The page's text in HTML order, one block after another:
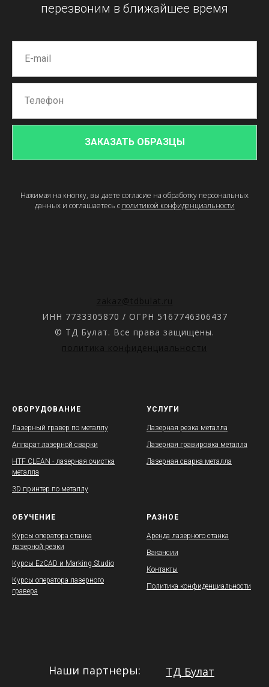
перезвоним в ближайшее время
ЗАКАЗАТЬ ОБРАЗЦЫ
Нажимая на кнопку, вы даете согласие на обработку персональных
данных и соглашаетесь c политикой конфиденциальности
ИНН 7733305870 / ОГРН 5167746306437
© ТД Булат. Все права защищены.
ОБОРУДОВАНИЕ
Лазерный гравер по металлу
Аппарат лазерной сварки
HTF CLEAN - лазерная очистка
металла
3D принтер по металлу
УСЛУГИ
Лазерная резка металла
Лазерная гравировка металла
Лазерная сварка металла
ОБУЧЕНИЕ
Курсы оператора станка
лазерной резки
Курсы EzCAD и Marking Studio
Курсы оператора лазерного
гравера
РАЗНОЕ
Аренда лазерного станка
Вакансии
Контакты
Политика конфиденциальности
Наши партнеры: ТД Булат